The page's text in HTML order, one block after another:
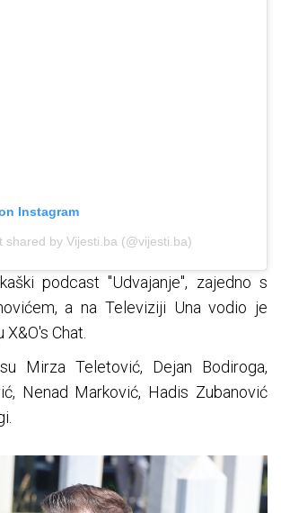
Instagram
shared by Vijesti.ba (@vijesti.ba)
podcast "Udvajanje", zajedno s
a na Televiziji Una vodio je
Chat.
Mirza Teletović, Dejan Bodiroga,
Nenad Marković, Hadis Zubanović